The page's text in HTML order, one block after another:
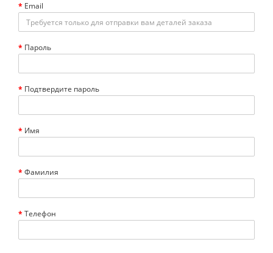
Email
Пароль
Подтвердите пароль
Имя
Фамилия
Телефон